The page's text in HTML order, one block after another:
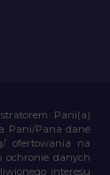
Pani(a)
Pani/Pana dane
ofertowania na
ochronie danych
interesu